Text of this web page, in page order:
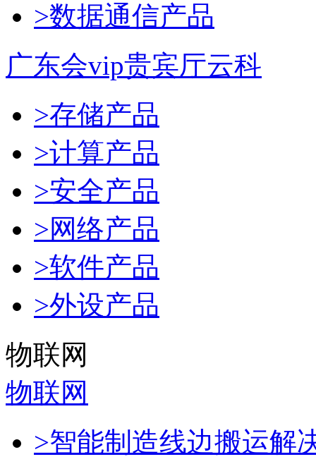
>数据通信产品
广东会vip贵宾厅云科
>存储产品
>计算产品
>安全产品
>网络产品
>软件产品
>外设产品
物联网
物联网
>智能制造线边搬运解